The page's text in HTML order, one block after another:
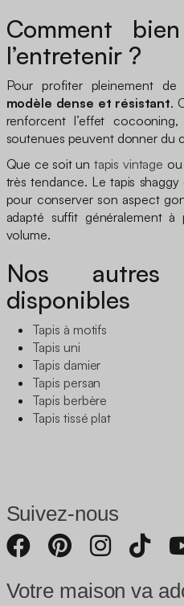
Comment
l’entretenir ?
Pour profiter pleinement de
modèle dense et résistant.
renforcent l’effet
soutenues peuvent donner du
Que ce soit un tapis vintage
très tendance. Le tapis
pour conserver son aspect
adapté suffit généralement
volume.
Nos
disponibles
Tapis à motifs
Tapis uni
Tapis damier
Tapis persan
Tapis berbère
Tapis tissé plat
Suivez-nous
Votre maison va